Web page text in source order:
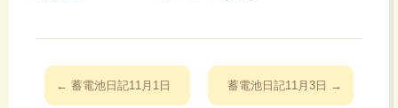
投
稿
← 蓄電池日記11月1日 蓄電池日記11月3日 →